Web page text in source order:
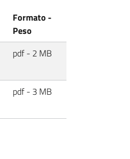
Formato -
Peso
pdf - 2 MB
pdf - 3 MB